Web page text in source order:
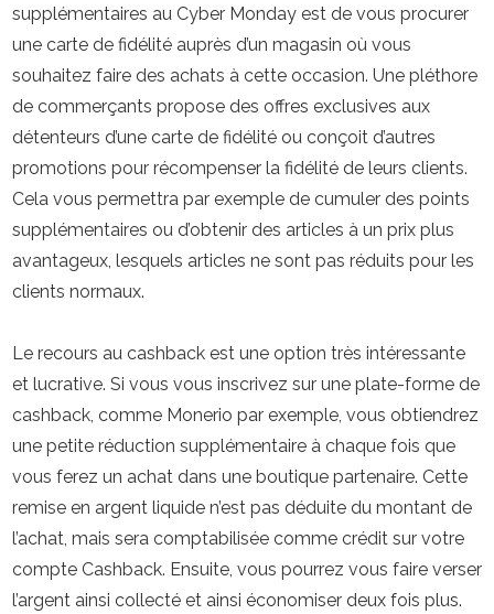
supplémentaires au Cyber Monday est de vous procurer
une carte de fidélité auprès d’un magasin où vous
souhaitez faire des achats à cette occasion. Une pléthore
de commerçants propose des offres exclusives aux
détenteurs d’une carte de fidélité ou conçoit d’autres
promotions pour récompenser la fidélité de leurs clients.
Cela vous permettra par exemple de cumuler des points
supplémentaires ou d’obtenir des articles à un prix plus
avantageux, lesquels articles ne sont pas réduits pour les
clients normaux.
Le recours au cashback est une option très intéressante
et lucrative. Si vous vous inscrivez sur une plate-forme de
cashback, comme Monerio par exemple, vous obtiendrez
une petite réduction supplémentaire à chaque fois que
vous ferez un achat dans une boutique partenaire. Cette
remise en argent liquide n’est pas déduite du montant de
l’achat, mais sera comptabilisée comme crédit sur votre
compte Cashback. Ensuite, vous pourrez vous faire verser
l’argent ainsi collecté et ainsi économiser deux fois plus.